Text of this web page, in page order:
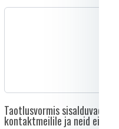
Taotlusvormis sisalduvad
kontaktmeilile ja neid ei